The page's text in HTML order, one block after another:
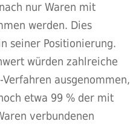
nur Waren mit
werden. Dies
seiner Positionierung.
würden zahlreiche
ausgenommen,
etwa 99 % der mit
verbundenen